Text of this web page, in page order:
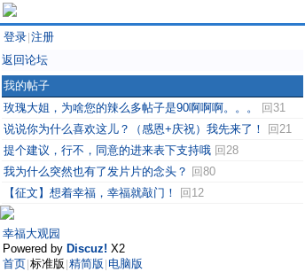
登录 注册
返回论坛
我的帖子
玫瑰大姐，为啥您的辣么多帖子是90啊啊啊。。。
回31
说说你为什么喜欢这儿？（感恩+庆祝）我先来了！
回21
提个建议，行不，同意的进来表下支持哦 回28
我为什么突然也有了发片片的念头？ 回80
【征文】想着幸福，幸福就敲门！
回12
幸福大观园
Powered by Discuz! X2
首页 标准版 精简版 电脑版